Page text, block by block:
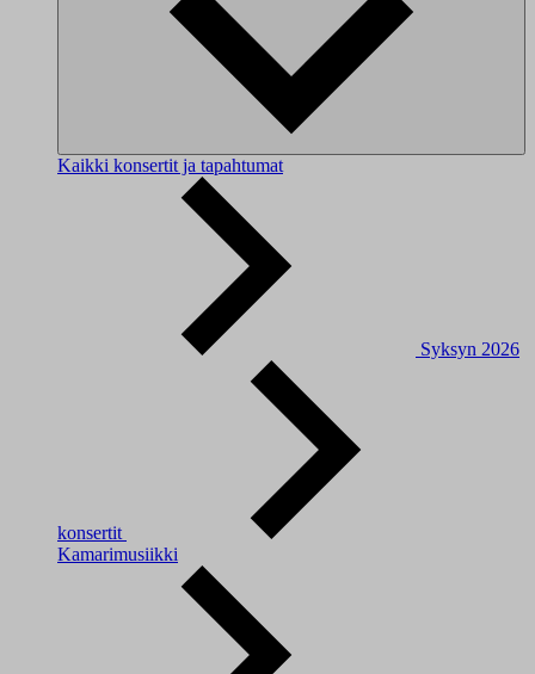
Kaikki konsertit ja tapahtumat
Syksyn 2026
konsertit
Kamarimusiikki